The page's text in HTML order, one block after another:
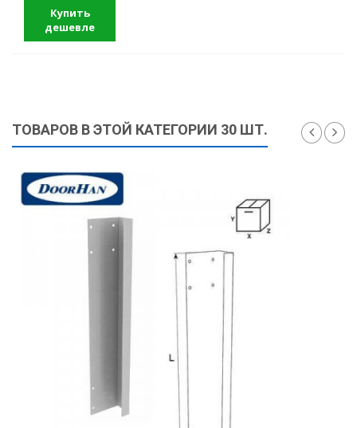
Купить
дешевле
ТОВАРОВ В ЭТОЙ КАТЕГОРИИ 30 ШТ.